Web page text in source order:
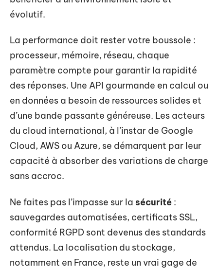
évolutif.
La performance doit rester votre boussole :
processeur, mémoire, réseau, chaque
paramètre compte pour garantir la rapidité
des réponses. Une API gourmande en calcul ou
en données a besoin de ressources solides et
d’une bande passante généreuse. Les acteurs
du cloud international, à l’instar de Google
Cloud, AWS ou Azure, se démarquent par leur
capacité à absorber des variations de charge
sans accroc.
Ne faites pas l’impasse sur la sécurité :
sauvegardes automatisées, certificats SSL,
conformité RGPD sont devenus des standards
attendus. La localisation du stockage,
notamment en France, reste un vrai gage de